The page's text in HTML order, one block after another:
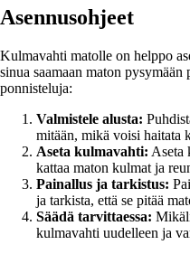
Asennusohjeet
Kulmavahti matolle on helppo
sinua saamaan maton
ponnisteluja:
Valmistele alusta:
mitään, mikä voisi haitata
Aseta kulmavahti: Aseta
kattaa maton kulmat ja
Painallus ja tarkistus:
ja tarkista, että se pitää
Säädä tarvittaessa:
kulmavahti uudelleen ja